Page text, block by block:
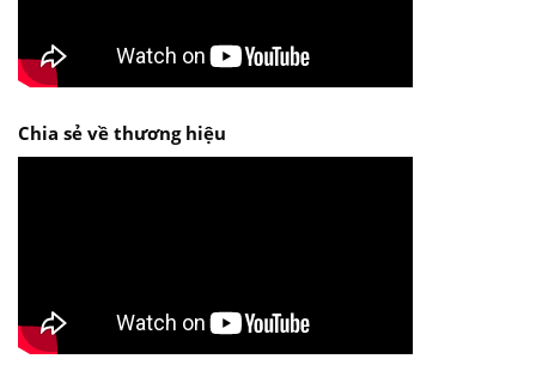
Chia sẻ về thương hiệu